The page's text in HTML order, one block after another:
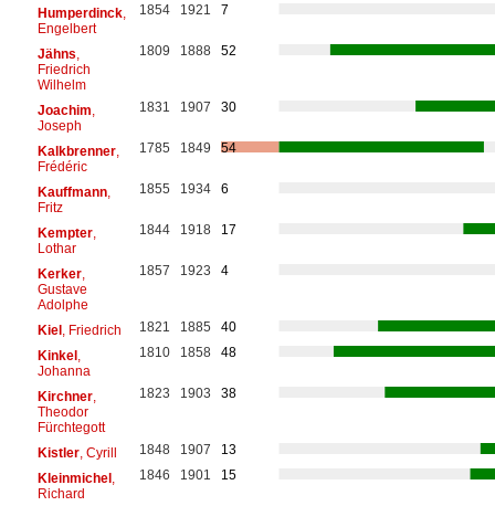
Humperdinck,
Engelbert
1854 1921 7
Jähns
Friedrich
Wilhelm
1809 1888 52
Joachim
Joseph
1831 1907 30
Kalkbrenner,
Frédéric
1785 1849 54
Kauffmann,
Fritz
1855 1934 6
Kempter,
Lothar
1844 1918 17
Kerker,
Gustave
Adolphe
1857 1923 4
Kiel, Friedrich 1821 1885
40
Kinkel,
Johanna
1810 1858 48
Kirchner,
Theodor
Fürchtegott
1823 1903 38
Kistler, Cyrill 1848 1907
13
Kleinmichel,
Richard
1846 1901 15